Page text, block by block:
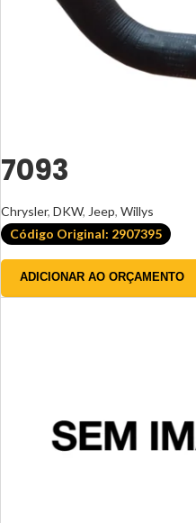
7093
Chrysler, DKW, Jeep, Willys
Código Original: 2907395
ADICIONAR AO ORÇAMENTO